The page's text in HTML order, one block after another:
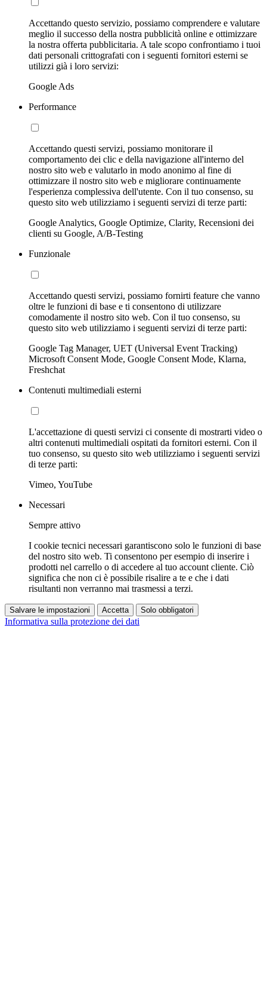
Accettando questo servizio, possiamo comprendere e valutare
meglio il successo della nostra pubblicità online e ottimizzare
la nostra offerta pubblicitaria. A tale scopo confrontiamo i tuoi
dati personali crittografati con i seguenti fornitori esterni se
utilizzi già i loro servizi:
Google Ads
Performance
Accettando questi servizi, possiamo monitorare il
comportamento dei clic e della navigazione all'interno del
nostro sito web e valutarlo in modo anonimo al fine di
ottimizzare il nostro sito web e migliorare continuamente
l'esperienza complessiva dell'utente. Con il tuo consenso, su
questo sito web utilizziamo i seguenti servizi di terze parti:
Google Analytics, Google Optimize, Clarity, Recensioni dei
clienti su Google, A/B-Testing
Funzionale
Accettando questi servizi, possiamo fornirti feature che vanno
oltre le funzioni di base e ti consentono di utilizzare
comodamente il nostro sito web. Con il tuo consenso, su
questo sito web utilizziamo i seguenti servizi di terze parti:
Google Tag Manager, UET (Universal Event Tracking)
Microsoft Consent Mode, Google Consent Mode, Klarna,
Freshchat
Contenuti multimediali esterni
L'accettazione di questi servizi ci consente di mostrarti video o
altri contenuti multimediali ospitati da fornitori esterni. Con il
tuo consenso, su questo sito web utilizziamo i seguenti servizi
di terze parti:
Vimeo, YouTube
Necessari
Sempre attivo
I cookie tecnici necessari garantiscono solo le funzioni di base
del nostro sito web. Ti consentono per esempio di inserire i
prodotti nel carrello o di accedere al tuo account cliente. Ciò
significa che non ci è possibile risalire a te e che i dati
risultanti non verranno mai trasmessi a terzi.
Salvare le impostazioni Accetta Solo obbligatori
Informativa sulla protezione dei dati